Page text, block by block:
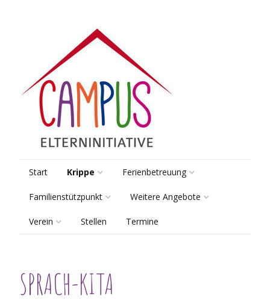
Start Krippe
Räume & Gruppen
Pädagogik
Marte Meo-Kita
Ferienbetreuung
Pädagogik
Kooperationen
Familienstützpunkt
Beratung
Spielgruppe
Weitere Angebote
Lernsamstage
Verein
Mitgliedschaft
Stellen Termine
SPRACH-KITA